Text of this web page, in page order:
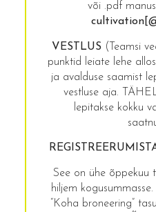
või .pdf
VESTLUS (Teamsi
punktid leiate lehe
ja avalduse saamist
vestluse aja.
lepitakse kokku
See on ühe õppekuu
hiljem
“Koha broneering”